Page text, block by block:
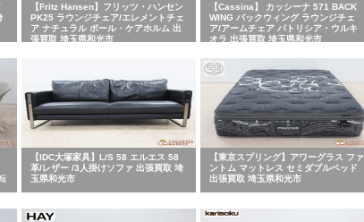
【Fritz Hansen】フリッツ・ハンセン
PK25 ラウンジチェア/エレメントチェ
ア ナチュラル ポール・ケアホルム 出
張買取 埼玉県和光市
【Cassina】 カッシーナ 571 BACK
WING バックウィング ラウンジチェ
ア/アームチェア パトリシア・ウルキ
オラ 出張買取 埼玉県和光市
【IDC大塚家具】L/S 58 エルエス 58
革/レザー /3人掛けソファ 出張買取 埼
玉県和光市
【東京スプリング】アワーグラス ファ
ントム マットレス セミダブルベッド
出張買取 埼玉県和光市